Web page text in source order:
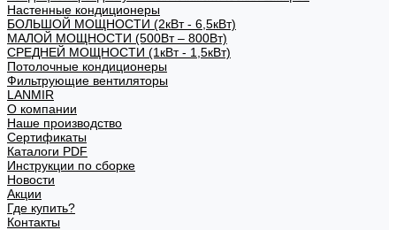
Настенные кондиционеры
БОЛЬШОЙ МОЩНОСТИ (2кВт - 6,5кВт)
МАЛОЙ МОЩНОСТИ (500Вт – 800Вт)
СРЕДНЕЙ МОЩНОСТИ (1кВт - 1,5кВт)
Потолочные кондиционеры
Фильтрующие вентиляторы
LANMIR
О компании
Наше производство
Сертификаты
Каталоги PDF
Инструкции по сборке
Новости
Акции
Где купить?
Контакты